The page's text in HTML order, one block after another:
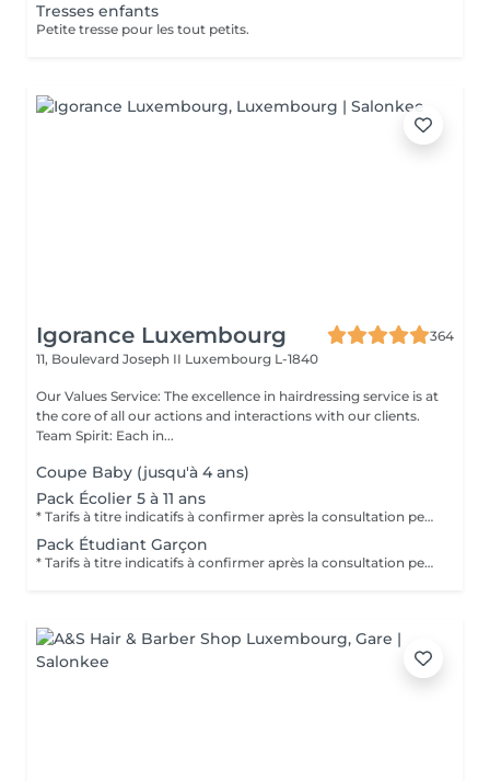
Tresses enfants
Petite tresse pour les tout petits.
Igorance Luxembourg
364
11, Boulevard Joseph II Luxembourg L-1840
Our Values Service: The excellence in hairdressing service is at
the core of all our actions and interactions with our clients.
Team Spirit: Each in...
Coupe Baby (jusqu'à 4 ans)
Pack Écolier 5 à 11 ans
* Tarifs à titre indicatifs à confirmer après la consultation personnalisée établit auprès de votre coiffeur/stylist/spécialiste * La direction se réserve le droit dapporter des modifications pour le bon fonctionnement du salon
Pack Étudiant Garçon
* Tarifs à titre indicatifs à confirmer après la consultation personnalisée établit auprès de votre coiffeur/stylist/spécialiste * La direction se réserve le droit dapporter des modifications pour le bon fonctionnement du salon